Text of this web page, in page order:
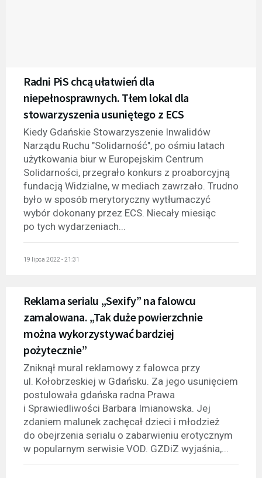
Radni PiS chcą ułatwień dla
niepełnosprawnych. Tłem lokal dla
stowarzyszenia usuniętego z ECS
Kiedy Gdańskie Stowarzyszenie Inwalidów
Narządu Ruchu "Solidarność", po ośmiu latach
użytkowania biur w Europejskim Centrum
Solidarności, przegrało konkurs z proaborcyjną
fundacją Widzialne, w mediach zawrzało. Trudno
było w sposób merytoryczny wytłumaczyć
wybór dokonany przez ECS. Niecały miesiąc
po tych wydarzeniach...
19 lipca 2022 - 21:31
Reklama serialu „Sexify” na falowcu
zamalowana. „Tak duże powierzchnie
można wykorzystywać bardziej
pożytecznie”
Zniknął mural reklamowy z falowca przy
ul. Kołobrzeskiej w Gdańsku. Za jego usunięciem
postulowała gdańska radna Prawa
i Sprawiedliwości Barbara Imianowska. Jej
zdaniem malunek zachęcał dzieci i młodzież
do obejrzenia serialu o zabarwieniu erotycznym
w popularnym serwisie VOD. GZDiZ wyjaśnia,...